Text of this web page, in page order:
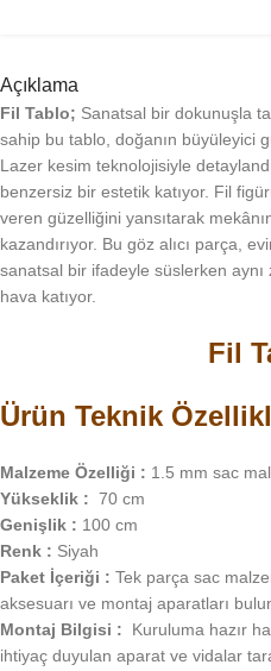
Açıklama
Fil Tablo; Sanatsal bir dokunuşla
sahip bu tablo, doğanın büyüleyici
Lazer kesim teknolojisiyle
benzersiz bir estetik katıyor. Fil
veren güzelliğini yansıtarak
kazandırıyor. Bu göz alıcı parça,
sanatsal bir ifadeyle süslerken aynı
hava katıyor.
Fil
Ürün Teknik
Malzeme Özelliği : 1.5 mm sac
Yükseklik : 70 cm
Genişlik : 100 cm
Renk : Siyah
Paket İçeriği : Tek parça sac
aksesuarı ve montaj aparatları
Montaj Bilgisi : Kuruluma hazır
ihtiyaç duyulan aparat ve vidalar